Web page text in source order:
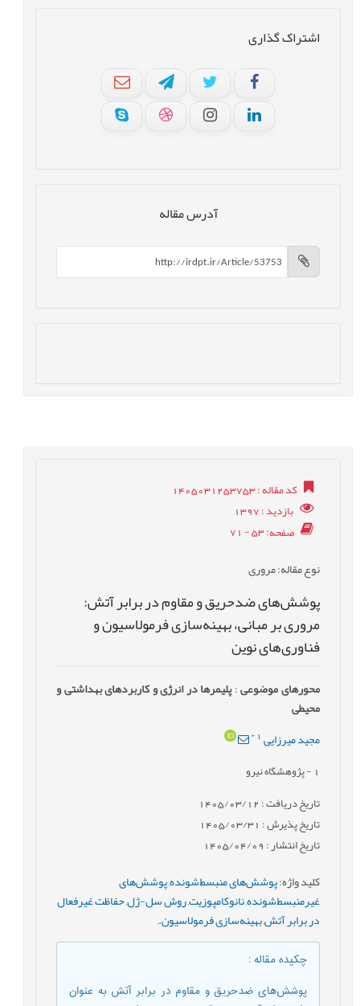
اشتراک گذاری
آدرس مقاله
کد مقاله: 1405031253753
بازدید: 1397
صفحه: 53 - 71
نوع مقاله: مروری
پوشش‌های ضدحریق و مقاوم در برابر آتش:
مروری بر مبانی، بهینه‌سازی فرمولاسیون و
فناوری‌های نوین
محورهای موضوعی:پلیمرها در انرژی و کاربردهای بهداشتی و
محیطی
مجید میرزایی *
- پژوهشگاه نیرو
تاریخ دریافت : 1405/03/12
تاریخ پذیرش : 1405/03/31
تاریخ انتشار : 1405/04/09
کلید واژه:پوشش‌های منبسط‌شونده,پوشش‌های
غیرمنبسط‌شونده,نانوکامپوزیت,روش سل-ژل,حفاظت غیرفعال
در برابر آتش,بهینه‌سازی فرمولاسیون.,
چکیده مقاله:
پوشش‌های ضدحریق و مقاوم در برابر آتش به عنوان